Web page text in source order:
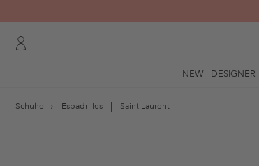
NEW DESIGNER
Schuhe Espadrilles Saint Laurent